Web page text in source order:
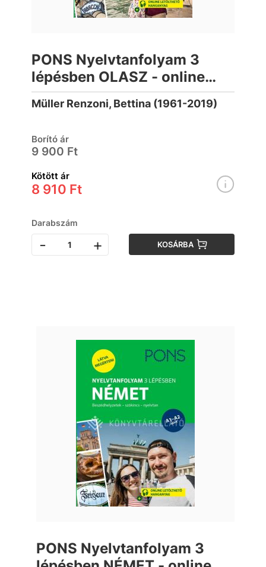
PONS Nyelvtanfolyam 3
lépésben OLASZ - online
letölthető hanganyaggal
Müller Renzoni, Bettina (1961-2019)
Borító ár
9 900 Ft
Kötött ár
8 910 Ft
Darabszám
- + KOSÁRBA
PONS Nyelvtanfolyam 3